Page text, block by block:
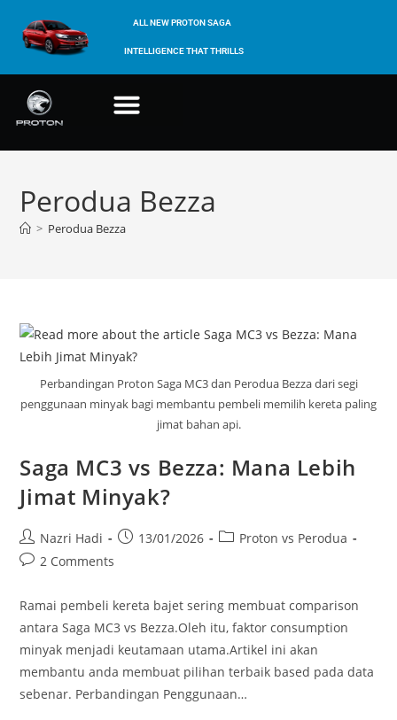
ALL NEW PROTON SAGA
INTELLIGENCE THAT THRILLS
Perodua Bezza
> Perodua Bezza
Perbandingan Proton Saga MC3 dan Perodua Bezza dari segi
penggunaan minyak bagi membantu pembeli memilih kereta paling
jimat bahan api.
Saga MC3 vs Bezza: Mana Lebih
Jimat Minyak?
Nazri Hadi 13/01/2026
Proton vs Perodua
2 Comments
Ramai pembeli kereta bajet sering membuat comparison
antara Saga MC3 vs Bezza.Oleh itu, faktor consumption
minyak menjadi keutamaan utama.Artikel ini akan
membantu anda membuat pilihan terbaik based pada data
sebenar. Perbandingan Penggunaan…